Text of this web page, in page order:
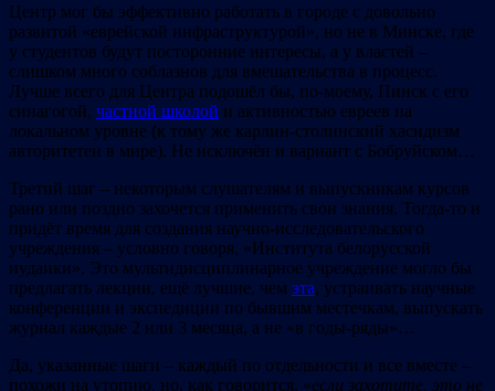
Цeнтр мог бы эффективно работать в городе с довольно
развитой «еврейской инфраструктурой», но не в Минске, где
у студентов будут посторонние интересы, а у властей –
слишком много соблазнов для вмешательства в процесс.
Лучше всего для Центра подошёл бы, по-моему, Пинск с его
синагогой, частной школой и активностью евреев на
локальном уровне (к тому же карлин-столинский хасидизм
авторитетен в мире). Не исключён и вариант с Бобруйском…
Третий шаг – некоторым слушателям и выпускникам курсов
рано или поздно захочется применить свои знания. Тогда-то и
придёт время для создания научно-исследовательского
учреждения – условно говоря, «Института белорусской
иудаики». Это мультидисциплинарное учреждение могло бы
предлагать лекции, ещё лучшие, чем эта, устраивать научные
конференции и экспедиции по бывшим местечкам, выпускать
журнал каждые 2 или 3 месяца, а не «в годы-ряды»…
Да, указанные шаги – каждый по отдельности и все вместе –
похожи на утопию, но, как говорится, «если захотите, это не